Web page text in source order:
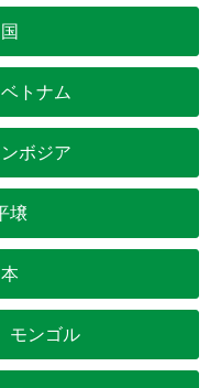
トナム
ボジア
壌
モンゴル